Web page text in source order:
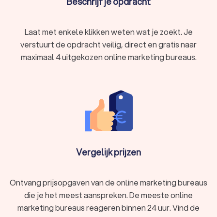
Laat met enkele klikken weten wat je zoekt. Je
verstuurt de opdracht veilig, direct en gratis naar
maximaal 4 uitgekozen online marketing bureaus.
Vergelijk prijzen
Ontvang prijsopgaven van de online marketing bureaus
die je het meest aanspreken. De meeste online
marketing bureaus reageren binnen 24 uur. Vind de